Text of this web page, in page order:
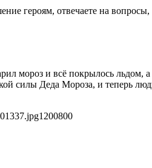
героям, отвечаете на вопросы,
мороз и всё покрылось льдом,
силы Деда Мороза, и теперь
1200800